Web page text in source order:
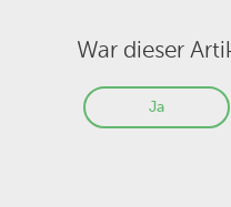
War dieser
Ja